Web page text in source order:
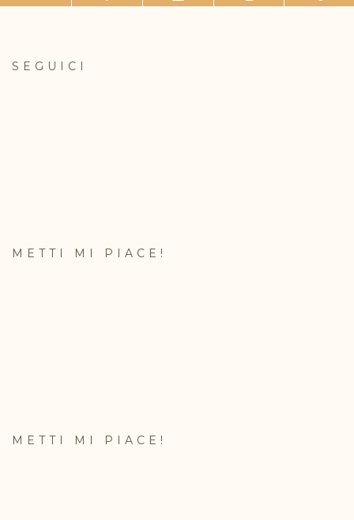
SEGUICI
METTI MI PIACE!
METTI MI PIACE!